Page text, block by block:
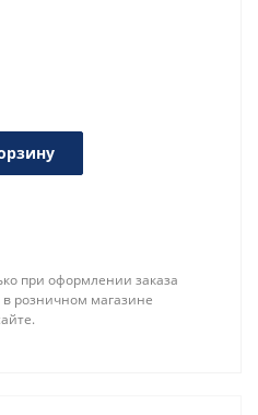
при оформлении заказа
розничном магазине